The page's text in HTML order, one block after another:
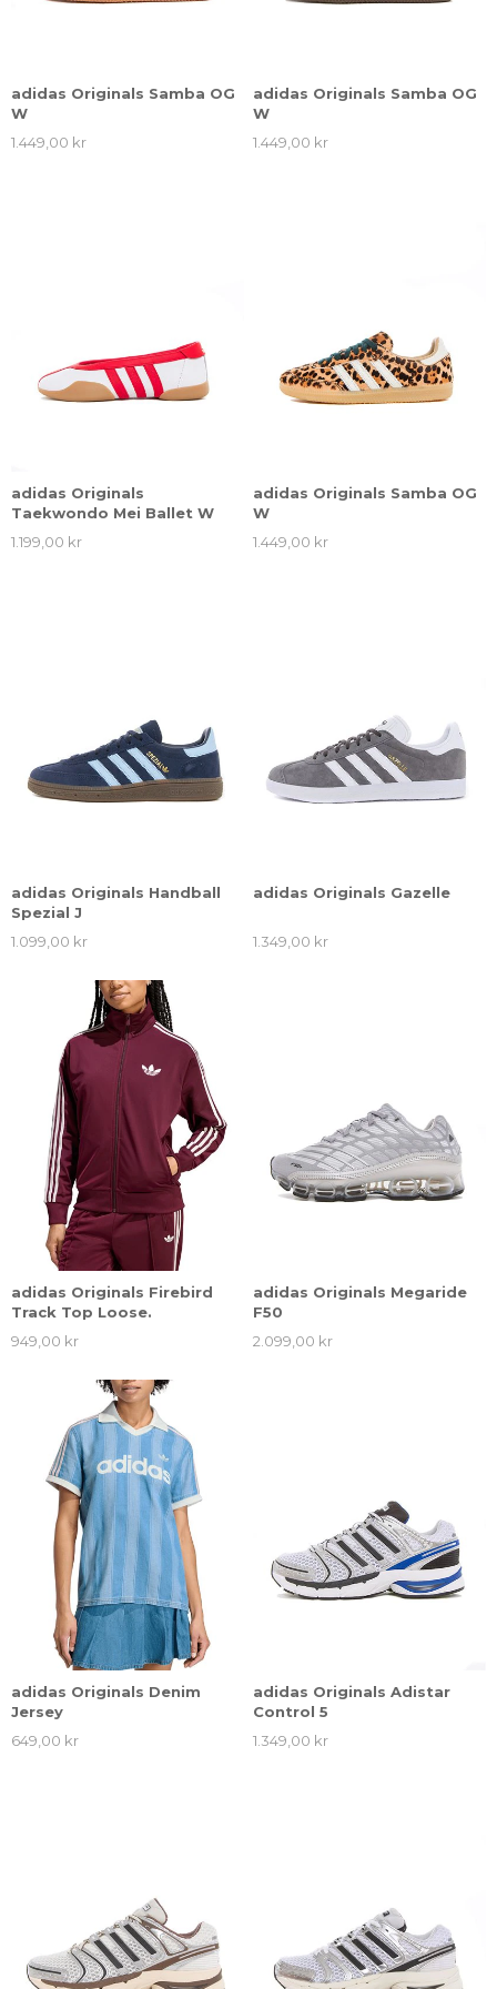
adidas Originals Samba OG
W
1.449,00 kr
adidas Originals Samba OG
W
1.449,00 kr
adidas Originals
Taekwondo Mei Ballet W
1.199,00 kr
adidas Originals Samba OG
W
1.449,00 kr
adidas Originals Handball
Spezial J
1.099,00 kr
adidas Originals Gazelle
1.349,00 kr
adidas Originals Firebird
Track Top Loose.
949,00 kr
adidas Originals Megaride
F50
2.099,00 kr
adidas Originals Denim
Jersey
649,00 kr
adidas Originals Adistar
Control 5
1.349,00 kr